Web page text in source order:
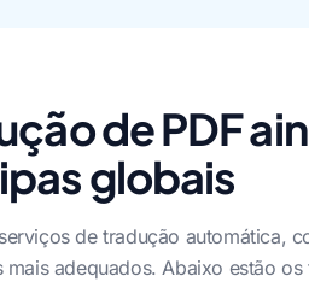
de PDF
globais
de tradução automática,
adequados. Abaixo estão